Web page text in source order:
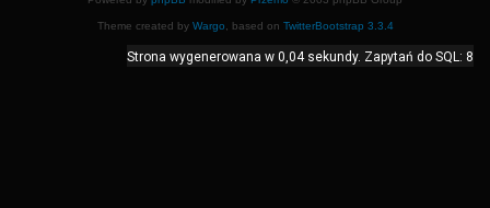
Theme created by Wargo , based on TwitterBootstrap 3.3.4
Strona wygenerowana w 0,04 sekundy. Zapytań do SQL: 8